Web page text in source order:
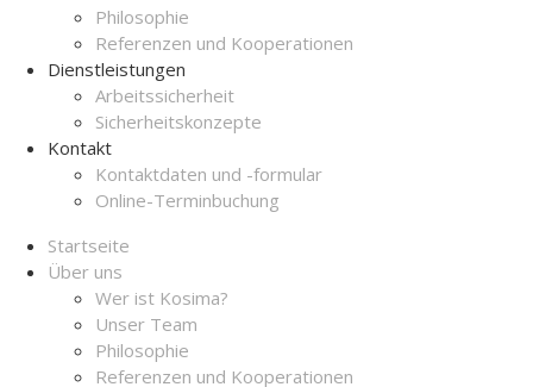
Philosophie
Referenzen und Kooperationen
Dienstleistungen
Arbeitssicherheit
Sicherheitskonzepte
Kontakt
Kontaktdaten und -formular
Online-Terminbuchung
Startseite
Über uns
Wer ist Kosima?
Unser Team
Philosophie
Referenzen und Kooperationen